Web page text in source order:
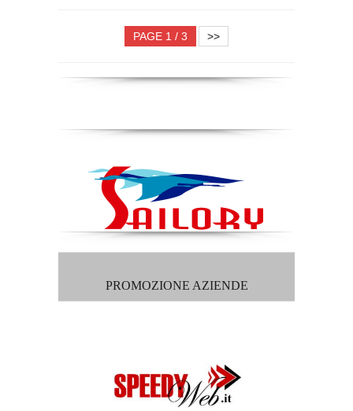
PAGE 1 / 3 >>
PROMOZIONE AZIENDE